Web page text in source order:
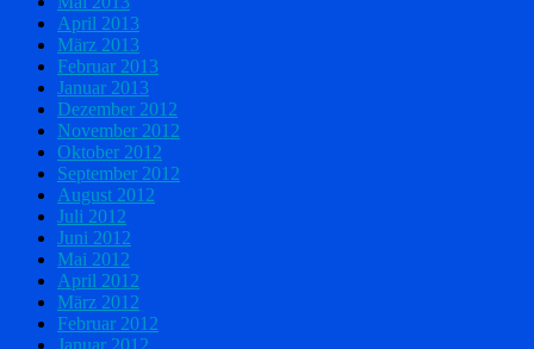
April 2013
März 2013
Februar 2013
Januar 2013
Dezember 2012
November 2012
Oktober 2012
September 2012
August 2012
Juli 2012
Juni 2012
Mai 2012
April 2012
März 2012
Februar 2012
Januar 2012